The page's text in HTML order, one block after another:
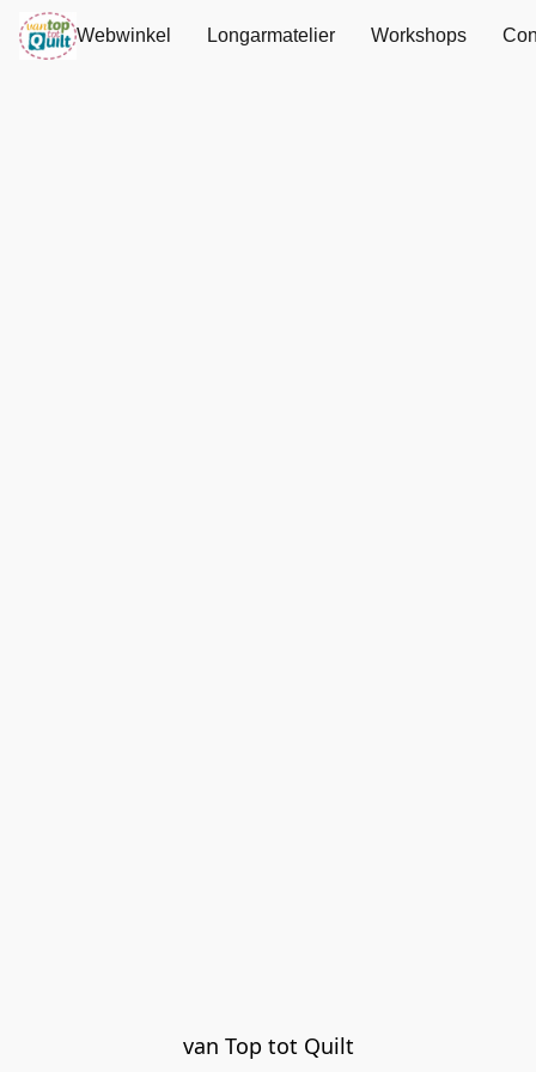
Webwinkel Longarmatelier Workshops
van Top tot Quilt